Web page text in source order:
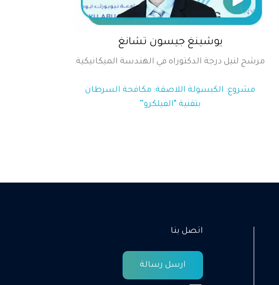
يوشينغ جيسون تشانغ
مرشح لنيل درجة الدكتوراه في الهندسة الميكانيكية
مشروع: الكبسولة اللاصقة: مكافحة السرطان
بتقنية “الفيلكرو”
اتصل بنا
ارسل رسالة